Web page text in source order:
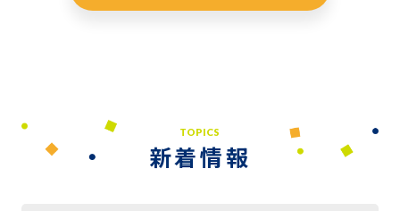
TOPICS
新着情報